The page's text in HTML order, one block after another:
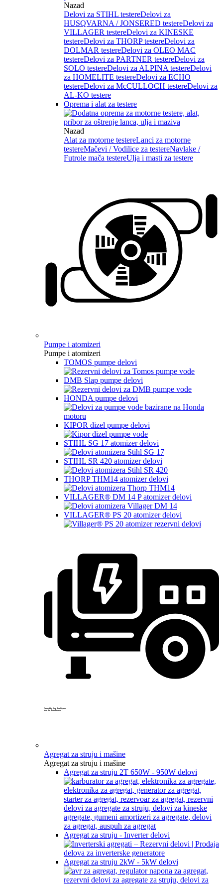
Nazad
Delovi za STIHL testereDelovi za
HUSQVARNA / JONSERED testereDelovi za
VILLAGER testereDelovi za KINESKE
testereDelovi za THORP testereDelovi za
DOLMAR testereDelovi za OLEO MAC
testereDelovi za PARTNER testereDelovi za
SOLO testereDelovi za ALPINA testereDelovi
za HOMELITE testereDelovi za ECHO
testereDelovi za McCULLOCH testereDelovi za
AL-KO testere
Oprema i alat za testere
Nazad
Alat za motorne testereLanci za motorne
testereMačevi / Vodilice za testereNavlake /
Futrole mača testereUlja i masti za testere
Pumpe i atomizeri
Pumpe i atomizeri
TOMOS pumpe delovi
DMB Slap pumpe delovi
HONDA pumpe delovi
KIPOR dizel pumpe delovi
STIHL SG 17 atomizer delovi
STIHL SR 420 atomizer delovi
THORP THM14 atomizer delovi
VILLAGER® DM 14 P atomizer delovi
VILLAGER® PS 20 atomizer delovi
Created by Yogi Aprelliyanto
from the Noun Project
Agregat za struju i mašine
Agregat za struju i mašine
Agregat za struju 2T 650W - 950W delovi
Agregat za struju - Inverter delovi
Agregat za struju 2kW - 5kW delovi